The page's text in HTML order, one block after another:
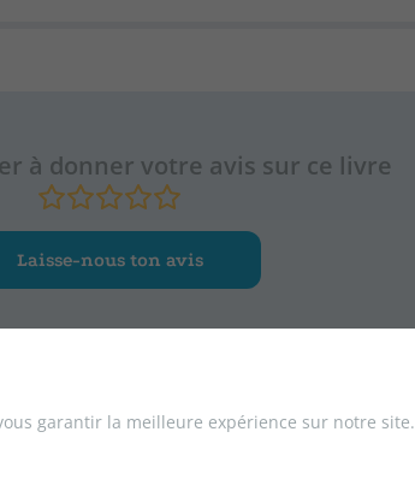
garantir la meilleure expérience sur notre site.
à donner votre avis sur ce livre
Laisse-nous ton avis